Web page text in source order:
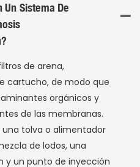
Un Sistema De
de arena,
cartucho, de modo que
orgánicos y
de las membranas.
tolva o alimentador
de lodos, una
y un punto de inyección